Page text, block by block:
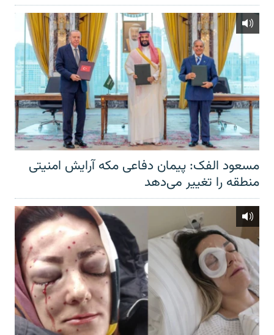
مسعود الفک: پیمان دفاعی مکه آرایش امنیتی
منطقه را تغییر می‌دهد